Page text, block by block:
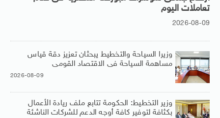
تعاملات اليوم
2026-08-09
وزيرا السياحة والتخطيط يبحثان تعزيز دقة قياس
مساهمة السياحة فى الاقتصاد القومى
2026-08-09
وزير التخطيط: الحكومة تتابع ملف ريادة الأعمال
بكثافة لتوفير كافة أوجه الدعم للشركات الناشئة